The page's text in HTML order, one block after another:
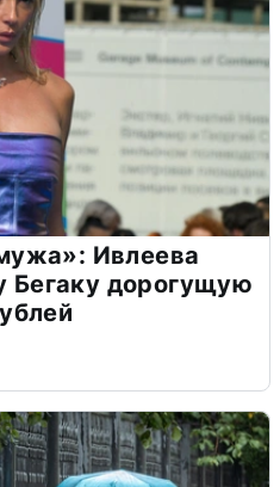
Ивлеева
Бегаку дорогущую